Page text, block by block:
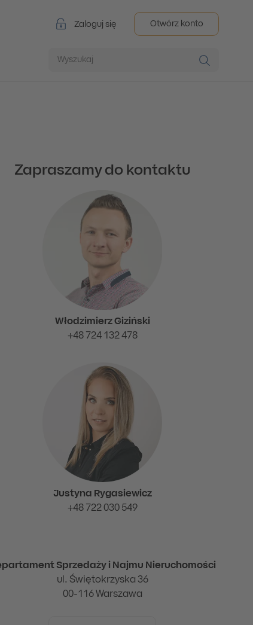
Zaloguj się Otwórz konto
Wyszukaj
Zapraszamy do kontaktu
Włodzimierz Giziński
+48 724 132 478
Justyna Rygasiewicz
+48 722 030 549
Sprzedaży i Najmu Nieruchomości
ul. Świętokrzyska 36
00-116 Warszawa